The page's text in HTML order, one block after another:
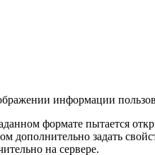
информации
формате пытается
задать
на сервере.